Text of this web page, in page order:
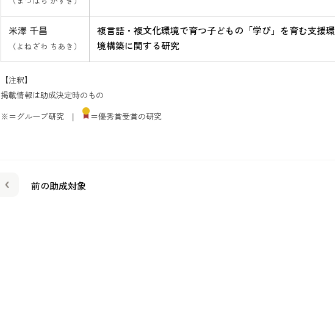
米澤 千昌
（よねざわ ちあき）
複言語・複文化環境で育つ子どもの「学び」を育む支援環
境構築に関する研究
【注釈】
掲載情報は助成決定時のもの
※＝グループ研究 | ＝優秀賞受賞の研究
前の助成対象